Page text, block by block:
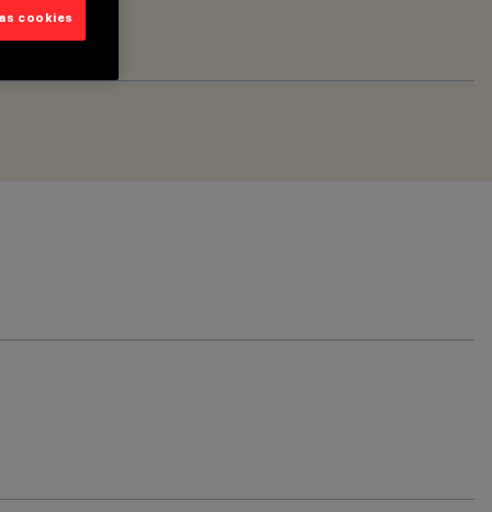
cookies